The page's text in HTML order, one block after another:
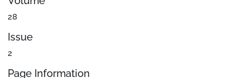
28
Issue
2
Page Information